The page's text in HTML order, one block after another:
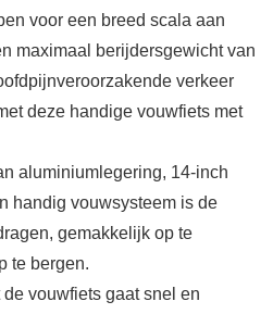
voor een breed scala aan
maximaal berijdersgewicht van
verkeer
deze handige vouwfiets met
aluminiumlegering, 14-inch
handig vouwsysteem is de
gemakkelijk op te
te bergen.
vouwfiets gaat snel en